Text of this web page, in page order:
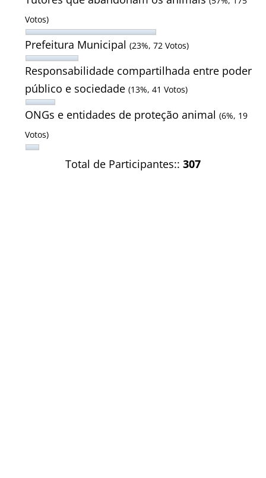
Votos)
Prefeitura Municipal (23%, 72 Votos)
Responsabilidade compartilhada entre poder
público e sociedade (13%, 41 Votos)
ONGs e entidades de proteção animal (6%, 19
Votos)
Total de Participantes:: 307